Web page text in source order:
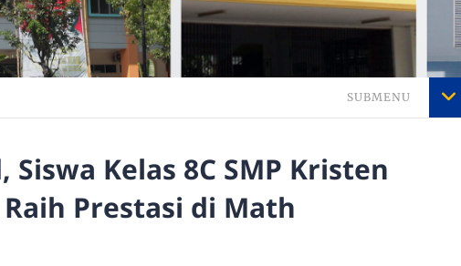
SUBMENU
Kelas 8C SMP Kristen
Prestasi di Math